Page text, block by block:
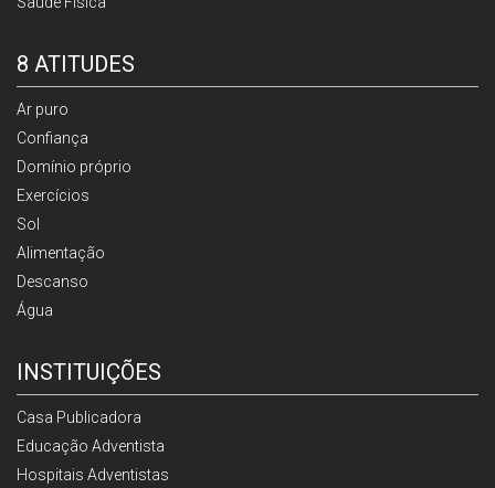
8 ATITUDES
Ar puro
Confiança
Domínio próprio
Exercícios
Sol
Alimentação
Descanso
Água
INSTITUIÇÕES
Casa Publicadora
Educação Adventista
Hospitais Adventistas